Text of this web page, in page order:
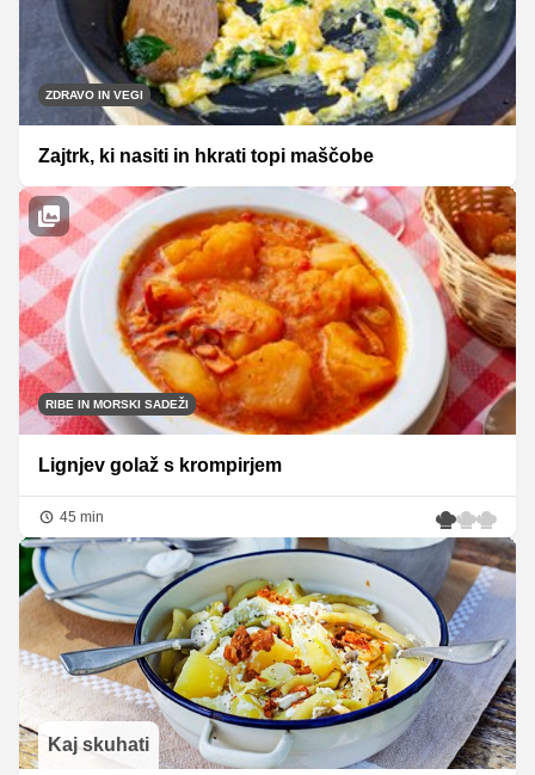
ZDRAVO IN VEGI
Zajtrk, ki nasiti in hkrati topi maščobe
RIBE IN MORSKI SADEŽI
Lignjev golaž s krompirjem
45 min
Kaj skuhati